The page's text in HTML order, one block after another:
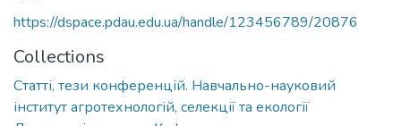
https://dspace.pdau.edu.ua/handle/123456789/20876
Collections
Статті, тези конференцій. Навчально-науковий
інститут агротехнологій, селекції та екології